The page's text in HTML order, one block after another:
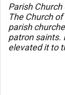
Parish
The Church
parish
patron saints.
elevated it to